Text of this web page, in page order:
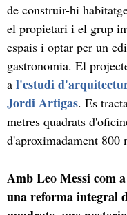
de construir-hi
el propietari i el grup
espais i optar per un
gastronomia. El
a l'estudi
Jordi Artigas. Es
metres quadrats
d'aproximadament 800
Amb Leo Messi com
una reforma integral